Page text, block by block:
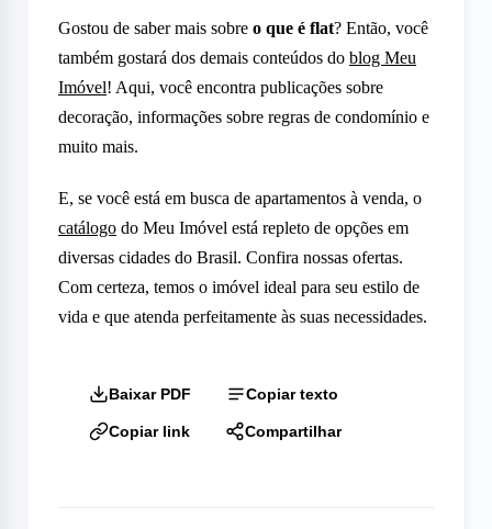
Gostou de saber mais sobre o que é flat? Então, você
também gostará dos demais conteúdos do blog Meu
Imóvel! Aqui, você encontra publicações sobre
decoração, informações sobre regras de condomínio e
muito mais.
E, se você está em busca de apartamentos à venda, o
catálogo do Meu Imóvel está repleto de opções em
diversas cidades do Brasil. Confira nossas ofertas.
Com certeza, temos o imóvel ideal para seu estilo de
vida e que atenda perfeitamente às suas necessidades.
Baixar PDF Copiar texto
Copiar link Compartilhar